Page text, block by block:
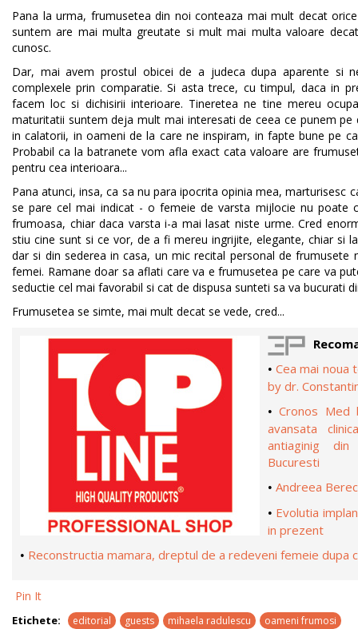
Pana la urma, frumusetea din noi conteaza mai mult decat
suntem are mai multa greutate si mult mai multa valoare
cunosc.
Dar, mai avem prostul obicei de a judeca dupa aparente si
complexele prin comparatie. Si asta trece, cu timpul, daca in
facem loc si dichisirii interioare. Tineretea ne tine mereu
maturitatii suntem deja mult mai interesati de ceea ce punem
in calatorii, in oameni de la care ne inspiram, in fapte bune pe
Probabil ca la batranete vom afla exact cata valoare are
pentru cea interioara...
Pana atunci, insa, ca sa nu para ipocrita opinia mea, marturisesc
se pare cel mai indicat - o femeie de varsta mijlocie nu
frumoasa, chiar daca varsta i-a mai lasat niste urme. Cred
stiu cine sunt si ce vor, de a fi mereu ingrijite, elegante, chiar si
dar si din sederea in casa, un mic recital personal de
femei. Ramane doar sa aflati care va e frumusetea pe care va
seductie cel mai favorabil si cat de dispusa sunteti sa va bucurati
Frumusetea se simte, mai mult decat se vede, cred...
• Cea mai noua
by dr.
• Cronos Med
avansata
antiaginig
Bucuresti
• Andreea
• Evolutia
in prezent
• Reconstructia mamara, dreptul de a redeveni femeie dupa
Pin It
Etichete: editorial guests mihaela radulescu oameni frumosi